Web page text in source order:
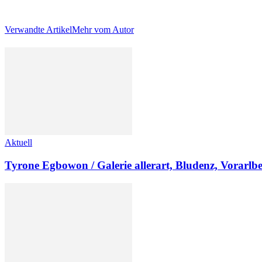
Verwandte ArtikelMehr vom Autor
Aktuell
Tyrone Egbowon / Galerie allerart, Bludenz,